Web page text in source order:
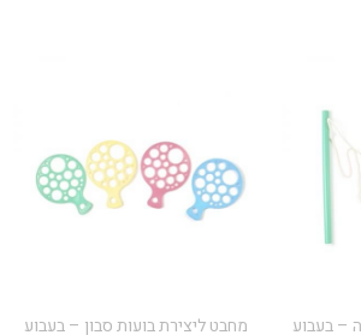
– בעבוע מחבט ליצירת בועות סבון – בעבוע